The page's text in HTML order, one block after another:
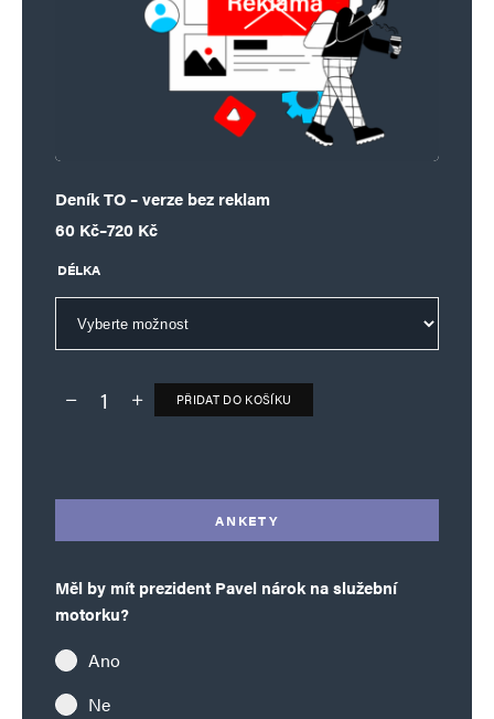
Deník TO – verze bez reklam
60 Kč–720 Kč
Rozpětí cen: 60 Kč až 720 Kč
DÉLKA
Deník TO – verze bez reklam množství
PŘIDAT DO KOŠÍKU
ANKETY
Měl by mít prezident Pavel nárok na služební
motorku?
Ano
Ne